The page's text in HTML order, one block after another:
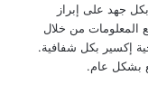
جهد على إبراز
المعلومات من خلال
إكسير بكل شفافية.
بشكل عام.